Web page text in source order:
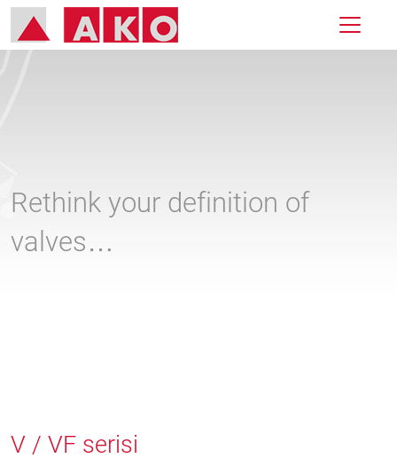
Rethink your definition of
valves…
V / VF serisi